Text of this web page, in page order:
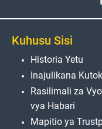
Kuhusu Sisi
Historia Yetu
Inajulikana
Rasilimali za
vya Habari
Mapitio ya